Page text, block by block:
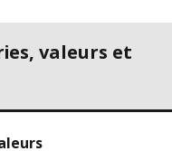
valeurs et